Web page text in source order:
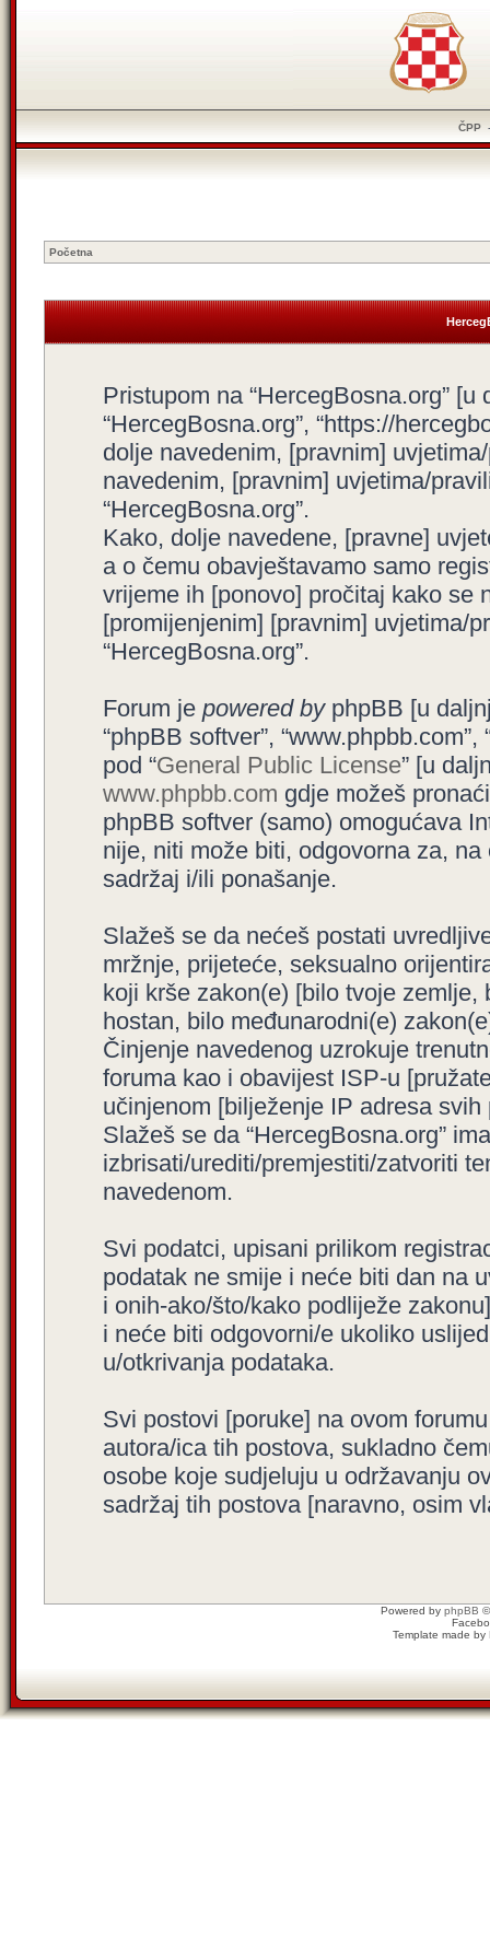
ČPP
Početna
Pristupom na “HercegBosna.org” [u
“HercegBosna.org”, “https://
dolje navedenim, [pravnim]
navedenim, [pravnim] uvjetima/
“HercegBosna.org”.
Kako, dolje navedene, [pravne]
a o čemu obavještavamo samo
vrijeme ih [ponovo] pročitaj kako se
[promijenjenim] [pravnim] uvjetima/
“HercegBosna.org”.
Forum je powered byphpBB [u
“phpBB softver”,
pod “General Public License” [u
www.phpbb.com gdje možeš
phpBB softver (samo) omogućava
nije, niti može biti, odgovorna za,
sadržaj i/ili ponašanje.
Slažeš se da nećeš postati
mržnje, prijeteće, seksualno
koji krše zakon(e) [bilo tvoje zemlje,
hostan, bilo međunarodni(e)
Činjenje navedenog uzrokuje
foruma kao i obavijest ISP-u
učinjenom [bilježenje IP adresa
Slažeš se da “HercegBosna.org”
izbrisati/urediti/premjestiti/zatvoriti
navedenom.
Svi podatci, upisani prilikom
podatak ne smije i neće biti dan na
i onih-ako/što/kako podliježe
i neće biti odgovorni/e ukoliko
u/otkrivanja podataka.
Svi postovi [poruke] na ovom
autora/ica tih postova, sukladno
osobe koje sudjeluju u održavanju
sadržaj tih postova [naravno, osim
Powered by phpBB
Template made by